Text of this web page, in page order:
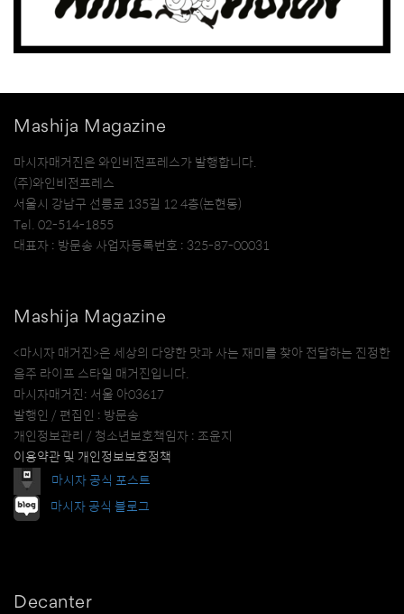
Mashija Magazine
마시자매거진은 와인비전프레스가 발행합니다.
(주)와인비전프레스
서울시 강남구 선릉로 135길 12 4층(논현동)
Tel. 02-514-1855
대표자 : 방문송 사업자등록번호 : 325-87-00031
Mashija Magazine
<마시자 매거진>은 세상의 다양한 맛과 사는 재미를 찾아 전달하는 진정한
음주 라이프 스타일 매거진입니다.
마시자매거진: 서울 아03617
발행인 / 편집인 : 방문송
개인정보관리 / 청소년보호책임자 : 조윤지
이용약관 및 개인정보보호정책
마시자 공식 포스트
마시자 공식 블로그
Decanter